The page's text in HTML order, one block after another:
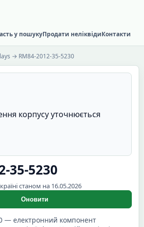
у пошукуПродати неліквідиКонтакти
→ RM84-2012-35-5230
корпусу уточнюється
35-5230
станом на 16.05.2026
Оновити
— електронний компонент